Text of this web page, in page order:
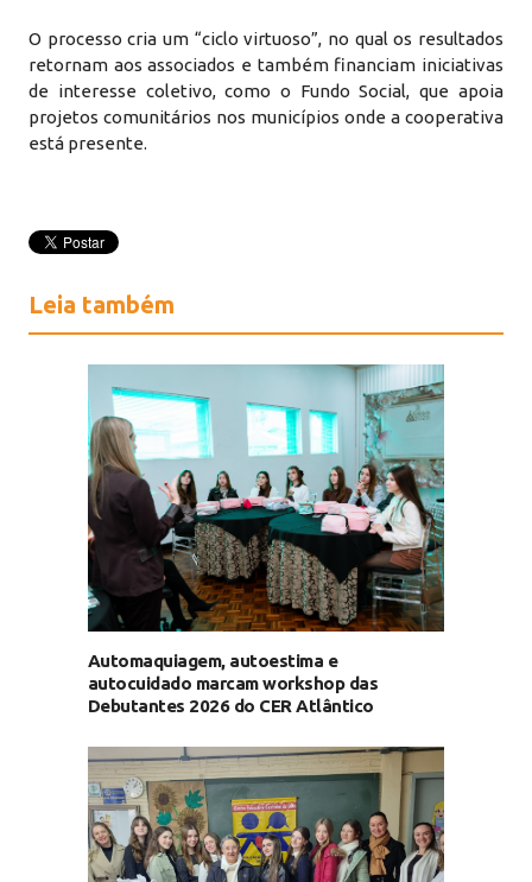
O processo cria um “ciclo virtuoso”, no qual os resultados
retornam aos associados e também financiam iniciativas
de interesse coletivo, como o Fundo Social, que apoia
projetos comunitários nos municípios onde a cooperativa
está presente.
Leia também
Automaquiagem, autoestima e
autocuidado marcam workshop das
Debutantes 2026 do CER Atlântico